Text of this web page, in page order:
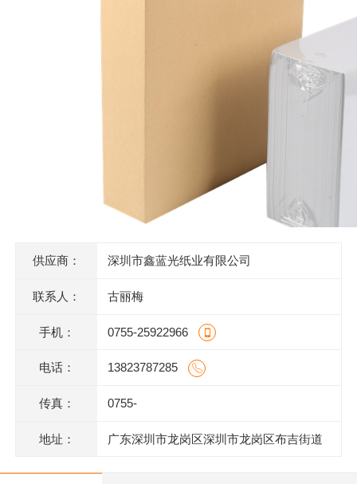
供应商： 深圳市鑫蓝光纸业有限公司
联系人： 古丽梅
手机： 0755-25922966
电话： 13823787285
传真： 0755-
地址： 广东深圳市龙岗区深圳市龙岗区布吉街道